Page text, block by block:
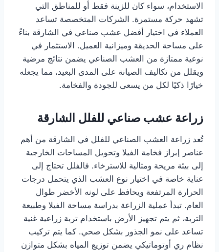
الاستخدام، سواء كان للزينة فقط أو للمناطق التي
تشهد حركة مستمرة. الشركات المتخصصة تساعد
العملاء في اختيار أفضل عشب صناعي في الشارقة بناءً
على مساحة الحديقة وميزانية العميل. الاستثمار في
نوعية ممتازة من العشب الصناعي يضمن نتائج مرضية
ويقلل من تكاليف الصيانة على المدى البعيد، مما يجعله
خيارًا ذكيًا لكل من يسعى للجودة والفخامة.
زراعة عشب صناعي للفلل الشارقة
تُعد زراعة العشب الصناعي للفلل في الشارقة من أهم
عناصر إبراز فخامة الفيلا وتحويل المساحات الخارجية
إلى بيئة مريحة ومثالية للاسترخاء. فالفلل تحتاج إلى
عناية خاصة في اختيار نوع العشب الذي يتحمل درجات
الحرارة المرتفعة ويحافظ على لونه الأخضر طوال
العام. تبدأ عملية الزراعة بدراسة مساحة الفيلا وطبيعة
التربة، ثم يتم تجهيز الأرض باستخدام تربة زراعية غنية
تساعد على نمو الجذور بشكل صحي. كما يتم تركيب
نظام ري أوتوماتيكي يضمن توزيع المياه بشكل متوازن